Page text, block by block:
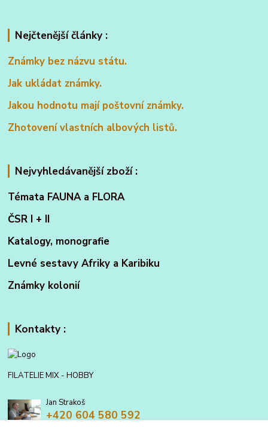
Nejčtenější články :
Známky bez názvu státu.
Jak ukládat známky.
Jakou hodnotu mají poštovní známky.
Zhotovení vlastních albových listů.
Nejvyhledávanější zboží :
Témata FAUNA a FLORA
ČSR I + II
Katalogy, monografie
Levné sestavy Afriky a Karibiku
Známky kolonií
Kontakty :
FILATELIE MIX - HOBBY
Jan Strakoš
+420 604 580 592